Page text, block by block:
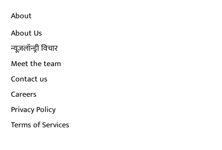
About
About Us
न्यूज़लॉन्ड्री विचार
Meet the team
Contact us
Careers
Privacy Policy
Terms of Services